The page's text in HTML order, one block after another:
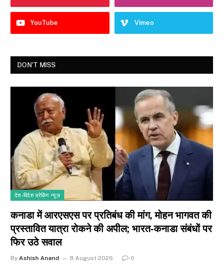
YouTube Vimeo
DON'T MISS
देश-विदेश ब्रेकिंग न्यूज़
कनाडा में आरएसएस पर प्रतिबंध की मांग, मोहन भागवत की
प्रस्तावित यात्रा रोकने की अपील; भारत-कनाडा संबंधों पर
फिर उठे सवाल
By Ashish Anand 8 August 2026 0